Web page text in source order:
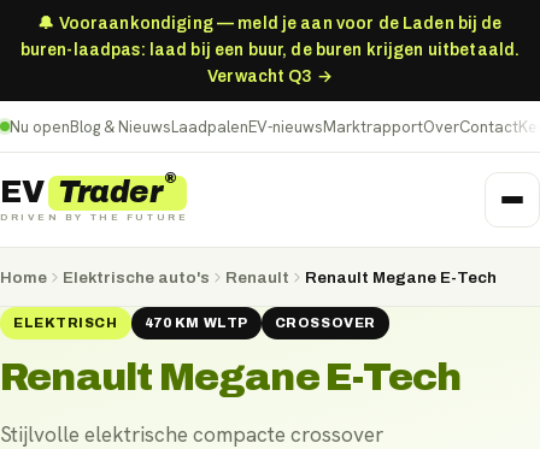
🔔 Vooraankondiging — meld je aan voor de Laden bij de
buren-laadpas: laad bij een buur, de buren krijgen uitbetaald.
Verwacht Q3 →
Nu openBlog & NieuwsLaadpalenEV-nieuwsMarktrapportOverContact
EV Trader®
DRIVEN BY THE FUTURE
Home Elektrische auto's Renault Renault Megane E-Tech
ELEKTRISCH 470 KM WLTP CROSSOVER
Renault Megane E-Tech
Stijlvolle elektrische compacte crossover